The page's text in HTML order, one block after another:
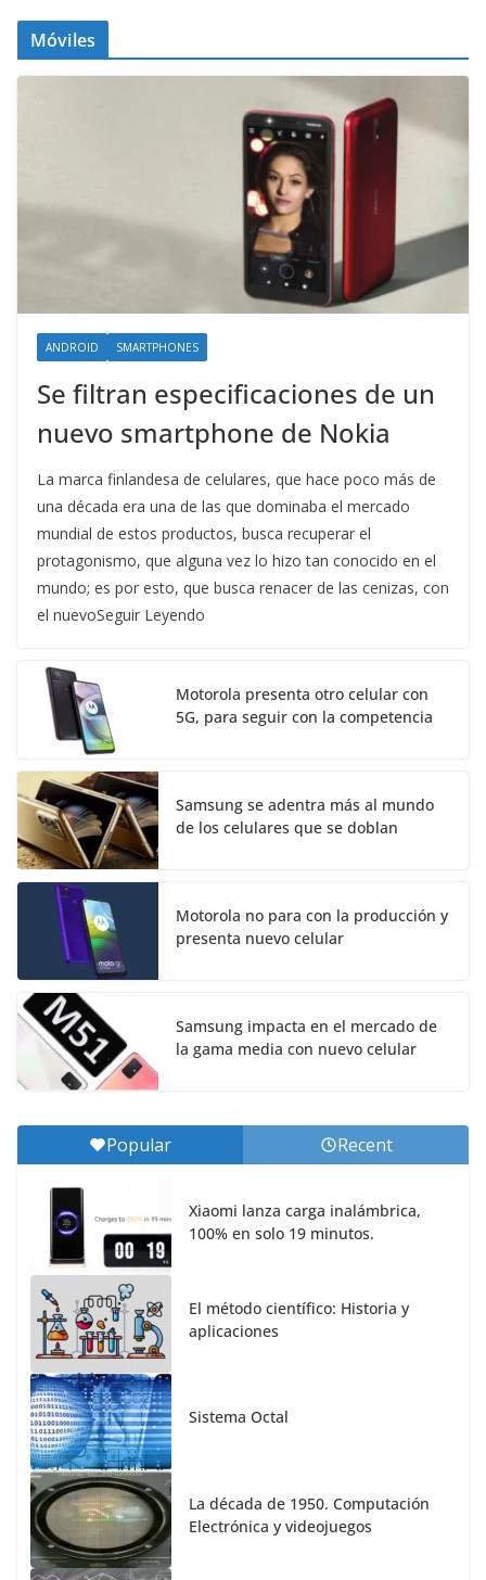
Móviles
ANDROID SMARTPHONES
Se filtran especificaciones de un
nuevo smartphone de Nokia
La marca finlandesa de celulares, que hace poco más de
una década era una de las que dominaba el mercado
mundial de estos productos, busca recuperar el
protagonismo, que alguna vez lo hizo tan conocido en el
mundo; es por esto, que busca renacer de las cenizas, con
el nuevoSeguir Leyendo
Motorola presenta otro celular con
5G, para seguir con la competencia
Samsung se adentra más al mundo
de los celulares que se doblan
Motorola no para con la producción y
presenta nuevo celular
Samsung impacta en el mercado de
la gama media con nuevo celular
Popular Recent
Xiaomi lanza carga inalámbrica,
100% en solo 19 minutos.
El método científico: Historia y
aplicaciones
Sistema Octal
La década de 1950. Computación
Electrónica y videojuegos